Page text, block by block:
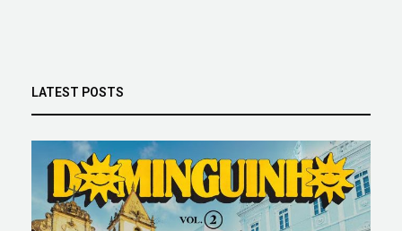
LATEST POSTS